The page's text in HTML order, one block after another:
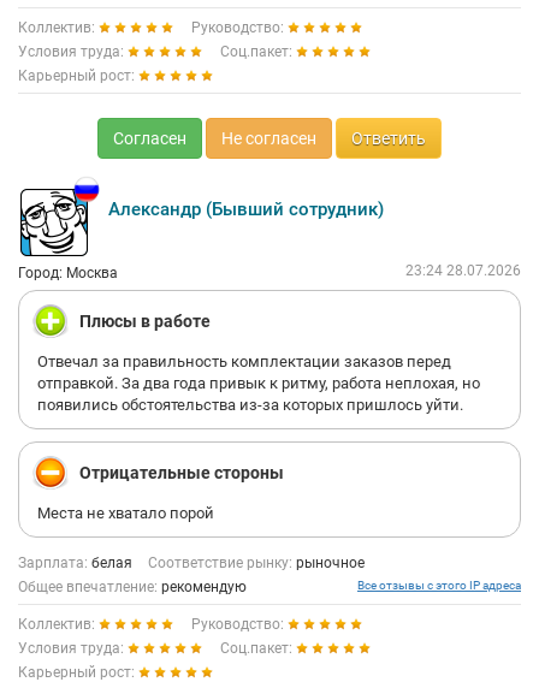
Коллектив:
Руководство:
Условия труда:
Соц.пакет:
Карьерный рост:
Согласен Не согласен Ответить
Александр (Бывший сотрудник)
Город: Москва 23:24 28.07.2026
Плюсы в работе
Отвечал за правильность комплектации заказов перед
отправкой. За два года привык к ритму, работа неплохая, но
появились обстоятельства из-за которых пришлось уйти.
Отрицательные стороны
Места не хватало порой
Зарплата: белая Соответствие рынку: рыночное
Общее впечатление: рекомендую Все отзывы с этого IP адреса
Коллектив:
Руководство:
Условия труда:
Соц.пакет:
Карьерный рост: